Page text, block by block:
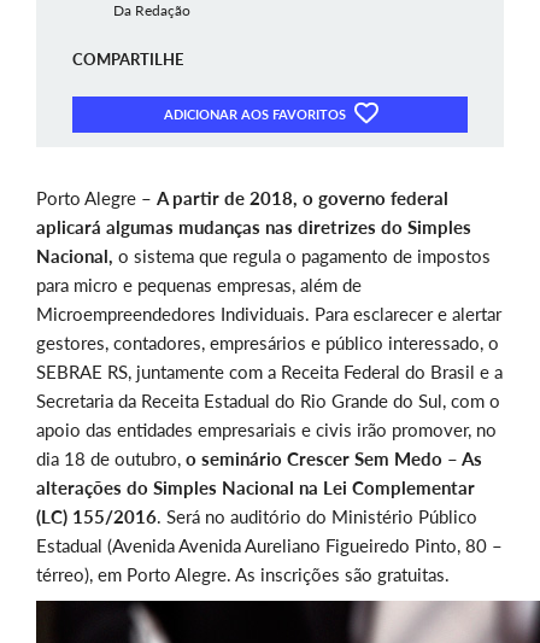
Da Redação
COMPARTILHE
ADICIONAR AOS FAVORITOS
Porto Alegre – A partir de 2018, o governo federal
aplicará algumas mudanças nas diretrizes do Simples
Nacional, o sistema que regula o pagamento de impostos
para micro e pequenas empresas, além de
Microempreendedores Individuais. Para esclarecer e alertar
gestores, contadores, empresários e público interessado, o
SEBRAE RS, juntamente com a Receita Federal do Brasil e a
Secretaria da Receita Estadual do Rio Grande do Sul, com o
apoio das entidades empresariais e civis irão promover, no
dia 18 de outubro, o seminário Crescer Sem Medo – As
alterações do Simples Nacional na Lei Complementar
(LC) 155/2016. Será no auditório do Ministério Público
Estadual (Avenida Avenida Aureliano Figueiredo Pinto, 80 –
térreo), em Porto Alegre. As inscrições são gratuitas.